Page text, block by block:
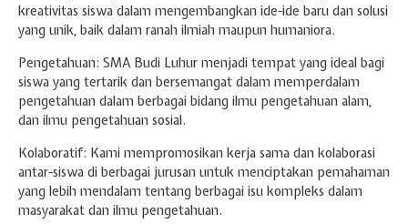
kreativitas siswa dalam mengembangkan ide-ide baru dan solusi
yang unik, baik dalam ranah ilmiah maupun humaniora.
Pengetahuan: SMA Budi Luhur menjadi tempat yang ideal bagi
siswa yang tertarik dan bersemangat dalam memperdalam
pengetahuan dalam berbagai bidang ilmu pengetahuan alam,
dan ilmu pengetahuan sosial.
Kolaboratif: Kami mempromosikan kerja sama dan kolaborasi
antar-siswa di berbagai jurusan untuk menciptakan pemahaman
yang lebih mendalam tentang berbagai isu kompleks dalam
masyarakat dan ilmu pengetahuan.